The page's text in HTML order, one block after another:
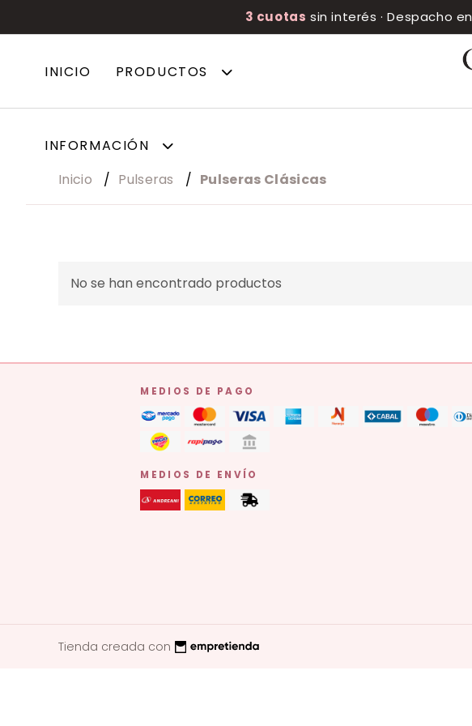
3 cuotas sin interés · Despacho en
INICIO PRODUCTOS
INFORMACIÓN
Inicio Pulseras Pulseras Clásicas
No se han encontrado productos
MEDIOS DE PAGO
MEDIOS DE ENVÍO
Tienda creada con